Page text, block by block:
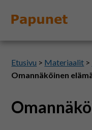
Tietoa
Etusivu > Materiaalit >
Omannäköinen